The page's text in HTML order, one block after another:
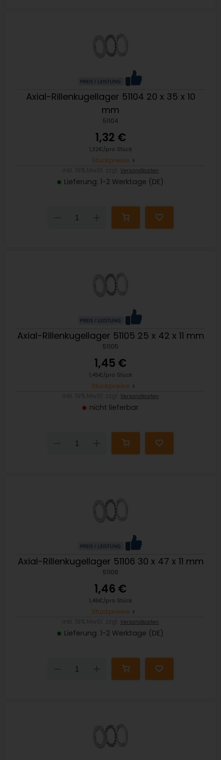
Axial-Rillenkugellager 51104 20 x 35 x 10
mm
51104
1,32 €
1,32€/pro Stück
Stückpreise
Versandkosten
Lieferung: 1-2 Werktage (DE)
Down
Axial-Rillenkugellager 51105 25 x 42 x 11 mm
51105
1,45 €
1,45€/pro Stück
Stückpreise
Versandkosten
nicht lieferbar
Down
Axial-Rillenkugellager 51106 30 x 47 x 11 mm
51106
1,46 €
1,46€/pro Stück
Stückpreise
Versandkosten
Lieferung: 1-2 Werktage (DE)
Down